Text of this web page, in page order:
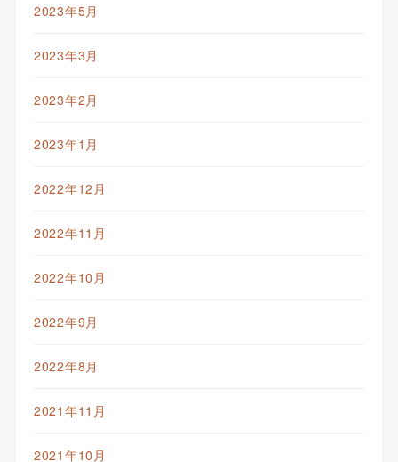
2023年5月
2023年3月
2023年2月
2023年1月
2022年12月
2022年11月
2022年10月
2022年9月
2022年8月
2021年11月
2021年10月